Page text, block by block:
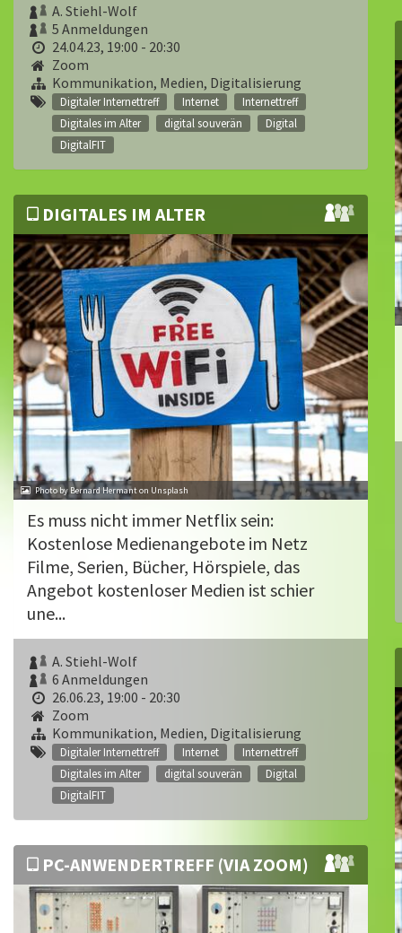
A. Stiehl-Wolf
5 Anmeldungen
24.04.23, 19:00 - 20:30
Zoom
Kommunikation, Medien, Digitalisierung
Digitaler Internettreff Internet
Internettreff
Digitales im Alter
digital souverän
Digital
DigitalFIT
DIGITALES IM ALTER
Photo by Bernard Hermant on Unsplash
Es muss nicht immer Netflix sein:
Kostenlose Medienangebote im Netz
Filme, Serien, Bücher, Hörspiele, das
Angebot kostenloser Medien ist schier
une...
A. Stiehl-Wolf
6 Anmeldungen
26.06.23, 19:00 - 20:30
Zoom
Kommunikation, Medien, Digitalisierung
Digitaler Internettreff Internet
Internettreff
Digitales im Alter
digital souverän
Digital
DigitalFIT
PC-ANWENDERTREFF (VIA ZOOM)